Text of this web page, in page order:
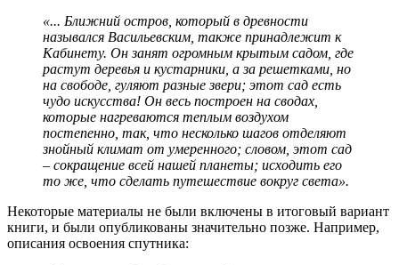
«... Ближний остров, который в древности
назывался Васильевским, также принадлежит к
Кабинету. Он занят огромным крытым садом, где
растут деревья и кустарники, а за решетками, но
на свободе, гуляют разные звери; этот сад есть
чудо искусства! Он весь построен на сводах,
которые нагреваются теплым воздухом
постепенно, так, что несколько шагов отделяют
знойный климат от умеренного; словом, этот сад
– сокращение всей нашей планеты; исходить его
то же, что сделать путешествие вокруг света».
Некоторые материалы не были включены в итоговый вариант
книги, и были опубликованы значительно позже. Например,
описания освоения спутника: